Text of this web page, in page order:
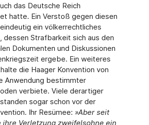
das Deutsche Reich
hatte. Ein Verstoß gegen diesen
ein völkerrechtliches
dessen Strafbarkeit sich aus den
Dokumenten und Diskussionen
ergebe. Ein weiteres
die Haager Konvention von
Anwendung bestimmter
verbiete. Viele derartiger
sogar schon vor der
Ihr Resümee: »Aber seit
ihre Verletzung zweifelsohne ein